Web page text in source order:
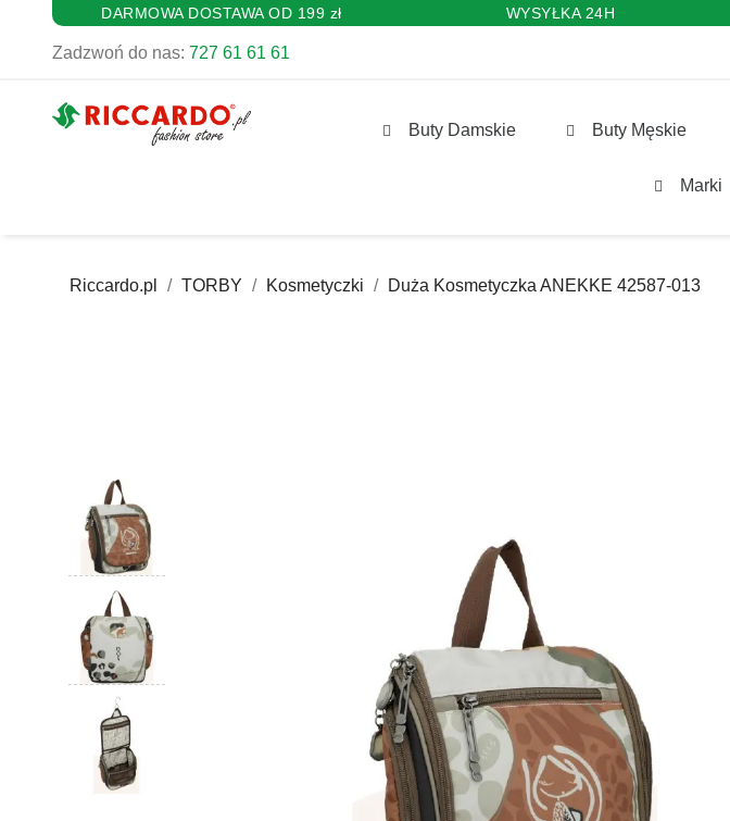
DARMOWA DOSTAWA OD 199 zł WYSYŁKA 24H
Zadzwoń do nas: 727 61 61 61
Buty Damskie Buty Męskie
Marki
Riccardo.pl TORBY Kosmetyczki Duża Kosmetyczka ANEKKE 42587-013